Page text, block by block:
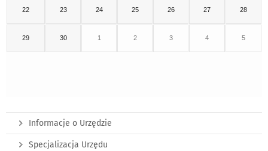
22 23 24 25 26 27 28
29 30 1 2 3 4 5
Informacje o Urzędzie
Specjalizacja Urzędu